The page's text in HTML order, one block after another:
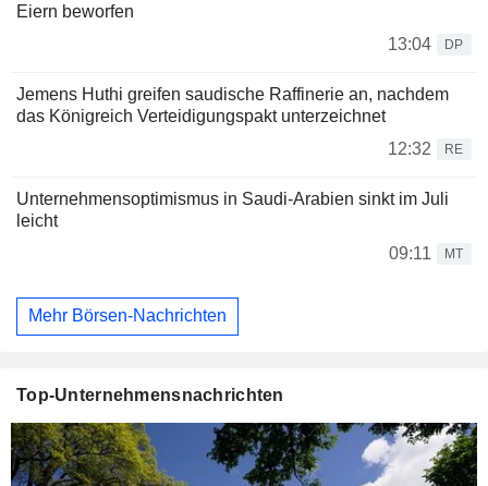
Eiern beworfen
13:04
DP
Jemens Huthi greifen saudische Raffinerie an, nachdem
das Königreich Verteidigungspakt unterzeichnet
12:32
RE
Unternehmensoptimismus in Saudi-Arabien sinkt im Juli
leicht
09:11
MT
Mehr Börsen-Nachrichten
Top-Unternehmensnachrichten